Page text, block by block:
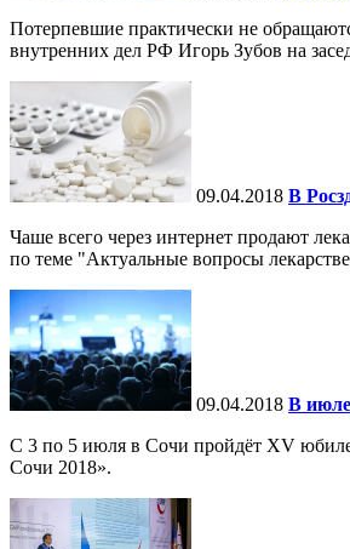
Потерпевшие практически не
внутренних дел РФ Игорь Зубов на
09.04.2018 В
Чаше всего через интернет продают
по теме "Актуальные вопросы
09.04.2018 В
С 3 по 5 июля в Сочи пройдёт XV
Сочи 2018».